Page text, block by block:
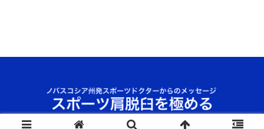
© 2023 肩脱臼の整備士Dr. Kazu.